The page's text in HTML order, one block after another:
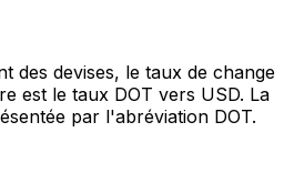
des devises, le taux de change
est le taux DOT vers USD. La
par l'abréviation DOT.